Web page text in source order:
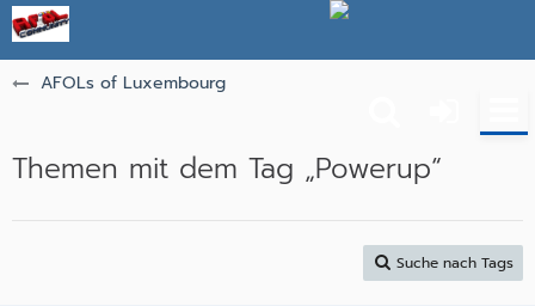
AFOLs of Luxembourg
Themen mit dem Tag „Powerup“
Suche nach Tags